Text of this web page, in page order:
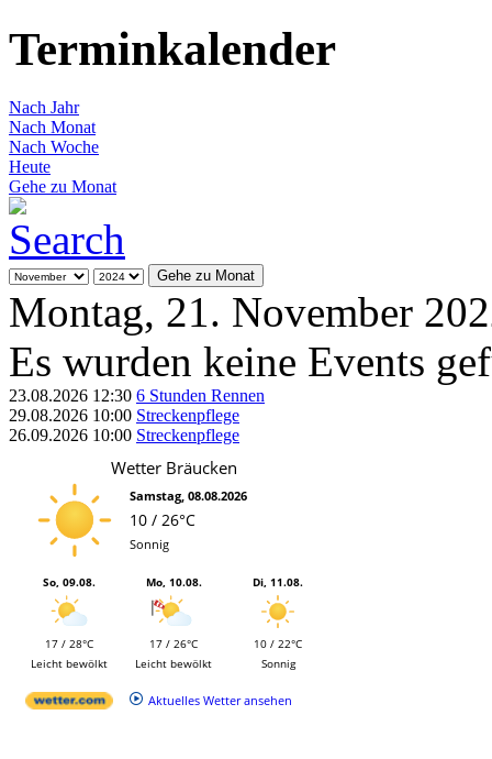
Terminkalender
Nach Jahr
Nach Monat
Nach Woche
Heute
Gehe zu Monat
Gehe zu Monat
Montag, 21. November
Es wurden keine Events
23.08.2026 12:30 6 Stunden Rennen
29.08.2026 10:00 Streckenpflege
26.09.2026 10:00 Streckenpflege
Wetter Bräucken
Samstag, 08.08.2026
10 / 26°C
Sonnig
So, 09.08.
17 / 28°C
Leicht bewölkt
Mo, 10.08.
17 / 26°C
Leicht bewölkt
Di, 11.08.
10 / 22°C
Sonnig
Aktuelles Wetter ansehen